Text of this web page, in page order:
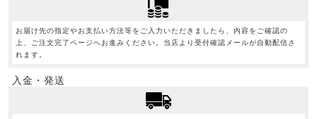
お届け先の指定やお支払い方法等をご入力いただきましたら、内容をご確認の
上、ご注文完了ページへお進みください。当店より受付確認メールが自動配信さ
れます。
入金・発送